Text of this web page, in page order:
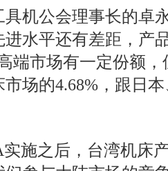
公会理事长的卓
水平还有差距，产
端市场有一定份额
场的4.68%，跟日
施之后，台湾机床